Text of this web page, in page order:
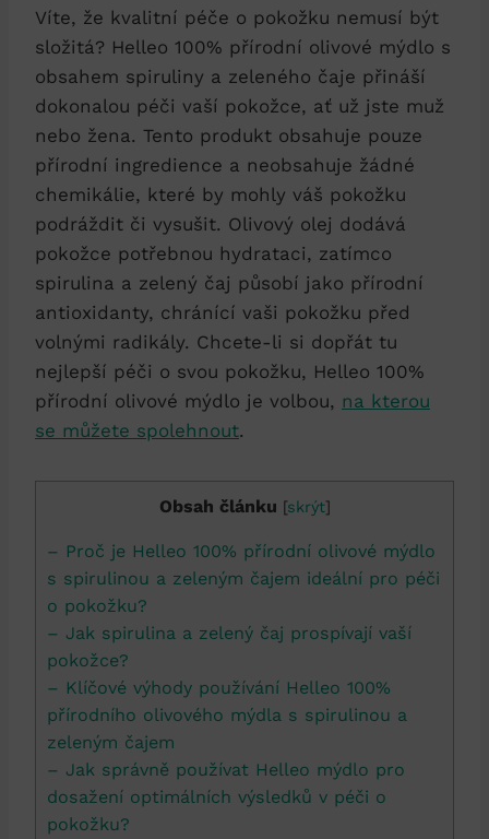
Víte, že kvalitní péče o pokožku nemusí být
složitá? Helleo 100% přírodní olivové mýdlo s
obsahem spiruliny a zeleného čaje přináší
dokonalou péči vaší pokožce, ať už jste muž
nebo žena. Tento produkt obsahuje pouze
přírodní ingredience a neobsahuje žádné
chemikálie, které by mohly váš pokožku
podráždit či vysušit. Olivový olej dodává
pokožce potřebnou hydrataci, zatímco
spirulina a zelený čaj působí jako přírodní
antioxidanty, chránící vaši pokožku před
volnými radikály. Chcete-li si dopřát tu
nejlepší péči o svou pokožku, Helleo 100%
přírodní olivové mýdlo je volbou, na kterou
se můžete spolehnout.
Obsah článku [skrýt]
– Proč je Helleo 100% přírodní olivové mýdlo
s spirulinou a zeleným čajem ideální pro péči
o pokožku?
– Jak spirulina a zelený čaj prospívají vaší
pokožce?
– Klíčové výhody používání Helleo 100%
přírodního olivového mýdla s spirulinou a
zeleným čajem
– Jak správně používat Helleo mýdlo pro
dosažení optimálních výsledků v péči o
pokožku?